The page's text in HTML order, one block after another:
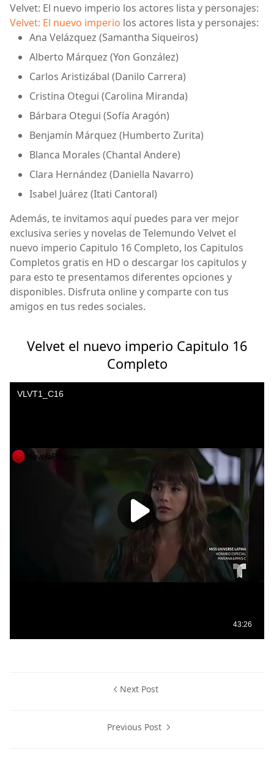
Velvet: El nuevo imperio los actores lista y personajes:
Velvet: El nuevo imperio los actores lista y personajes:
Ana Velázquez (Samantha Siqueiros)
Alberto Márquez (Yon González)
Carlos Aristizábal (Danilo Carrera)
Cristina Otegui (Carolina Miranda)
Bárbara Otegui (Sofía Aragón)
Benjamín Márquez (Humberto Zurita)
Blanca Morales (Chantal Andere)
Clara Hernández (Daniella Navarro)
Isabel Juárez (Itati Cantoral)
Además, te invitamos aquí puedes para ver mejor
exclusiva series y novelas de Telemundo Velvet el
nuevo imperio Capitulo 16 Completo, los Capitulos
Completos gratis en HD o descargar los capitulos y
para esto te presentamos diferentes opciones y
disponibles. Disfruta online y comparte con tus
amigos en tus redes sociales.
Velvet el nuevo imperio Capitulo 16
Completo
Next Post
Previous Post